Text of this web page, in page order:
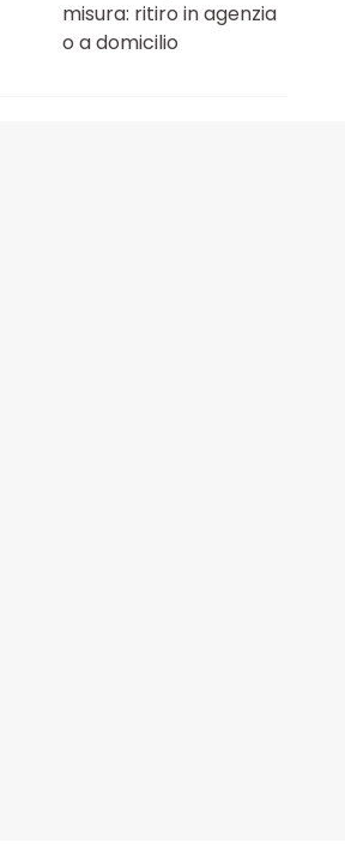
misura: ritiro in agenzia
o a domicilio